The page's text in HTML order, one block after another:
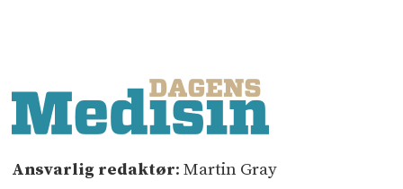
Ansvarlig redaktør: Martin Gray